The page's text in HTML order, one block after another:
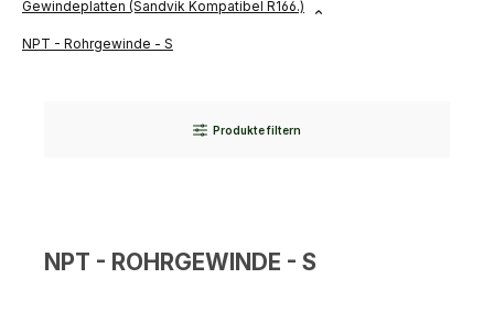
Gewindeplatten (Sandvik Kompatibel R166.)
NPT - Rohrgewinde - S
Produkte filtern
NPT - ROHRGEWINDE - S